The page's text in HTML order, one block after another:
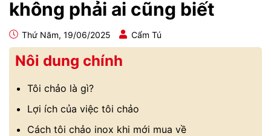
không phải ai cũng biết
Thứ Năm, 19/06/2025 Cẩm Tú
Nôi dung chính
Tôi chảo là gì?
Lợi ích của việc tôi chảo
Cách tôi chảo inox khi mới mua về